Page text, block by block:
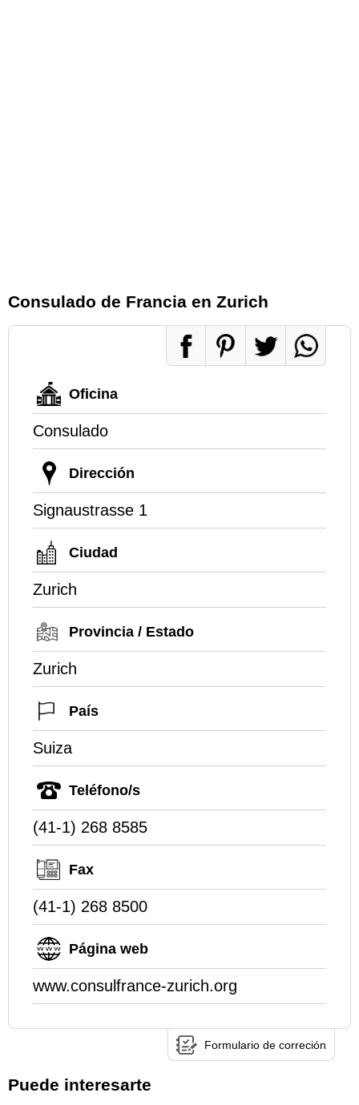
Consulado de Francia en Zurich
Oficina
Consulado
Dirección
Signaustrasse 1
Ciudad
Zurich
Provincia / Estado
Zurich
País
Suiza
Teléfono/s
(41-1) 268 8585
Fax
(41-1) 268 8500
Página web
www.consulfrance-zurich.org
Formulario de correción
Puede interesarte